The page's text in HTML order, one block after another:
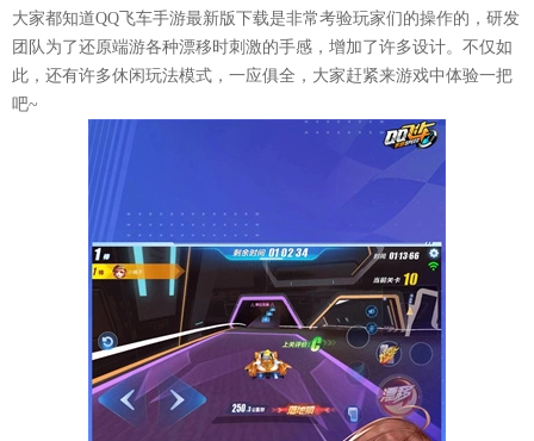
大家都知道QQ飞车手游最新版下载是非常考验玩家们的操作的，研发
团队为了还原端游各种漂移时刺激的手感，增加了许多设计。不仅如
此，还有许多休闲玩法模式，一应俱全，大家赶紧来游戏中体验一把
吧~